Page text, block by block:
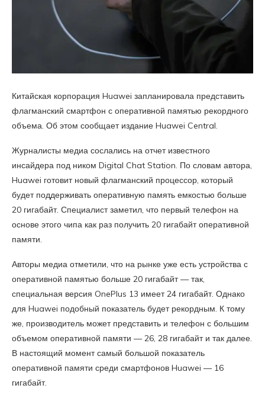
Китайская корпорация Huawei запланировала представить
флагманский смартфон с оперативной памятью рекордного
объема. Об этом сообщает издание Huawei Central.
Журналисты медиа сослались на отчет известного
инсайдера под ником Digital Chat Station. По словам автора,
Huawei готовит новый флагманский процессор, который
будет поддерживать оперативную память емкостью больше
20 гигабайт. Специалист заметил, что первый телефон на
основе этого чипа как раз получить 20 гигабайт оперативной
памяти.
Авторы медиа отметили, что на рынке уже есть устройства с
оперативной памятью больше 20 гигабайт — так,
специальная версия OnePlus 13 имеет 24 гигабайт. Однако
для Huawei подобный показатель будет рекордным. К тому
же, производитель может представить и телефон с большим
объемом оперативной памяти — 26, 28 гигабайт и так далее.
В настоящий момент самый большой показатель
оперативной памяти среди смартфонов Huawei — 16
гигабайт.